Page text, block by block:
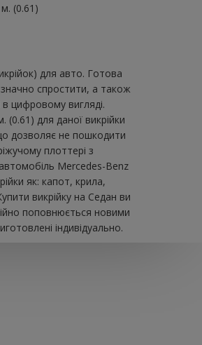
(0.61)
для авто. Готова
спростити, а також
цифровому вигляді.
для даної викрійки
дозволяє не пошкодити
плоттері з
Mercedes-Benz
як: капот, крила,
викрійку на Седан ви
поповнюється новими
індивідуально.